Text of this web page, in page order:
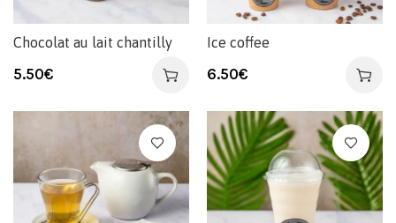
Chocolat au lait chantilly
5.50€
Ice coffee
6.50€